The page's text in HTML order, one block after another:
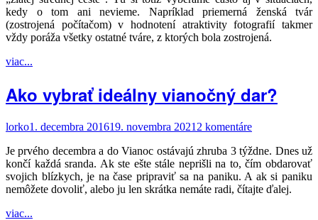
kedy o tom ani nevieme. Napríklad priemerná ženská tvár
(zostrojená počítačom) v hodnotení atraktivity fotografií takmer
vždy poráža všetky ostatné tváre, z ktorých bola zostrojená.
viac...
Ako vybrať ideálny vianočný dar?
lorko1. decembra 201619. novembra 2021 2 komentáre
Je prvého decembra a do Vianoc ostávajú zhruba 3 týždne. Dnes už
končí každá sranda. Ak ste ešte stále neprišli na to, čím obdarovať
svojich blízkych, je na čase pripraviť sa na paniku. A ak si paniku
nemôžete dovoliť, alebo ju len skrátka nemáte radi, čítajte ďalej.
viac...